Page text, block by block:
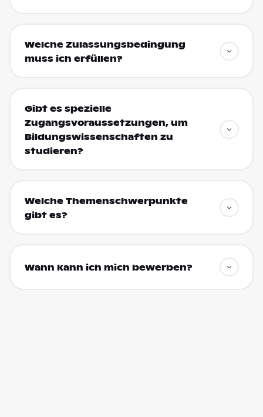
Welche Zulassungsbedingung
muss ich erfüllen?
Gibt es spezielle
Zugangsvoraussetzungen, um
Bildungswissenschaften zu
studieren?
Welche Themenschwerpunkte
gibt es?
Wann kann ich mich bewerben?